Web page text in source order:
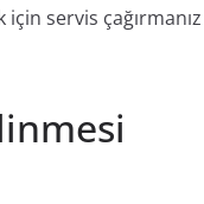
servis çağırmanız